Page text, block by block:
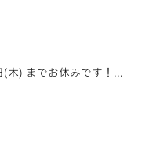
木) までお休みです！...